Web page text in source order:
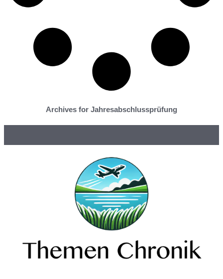
Archives for Jahresabschlussprüfung